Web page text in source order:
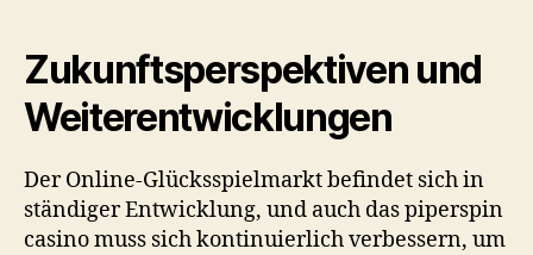
Zukunftsperspektiven und
Weiterentwicklungen
Der Online-Glücksspielmarkt befindet sich in
ständiger Entwicklung, und auch daspiperspin
casinomuss sich kontinuierlich verbessern, um